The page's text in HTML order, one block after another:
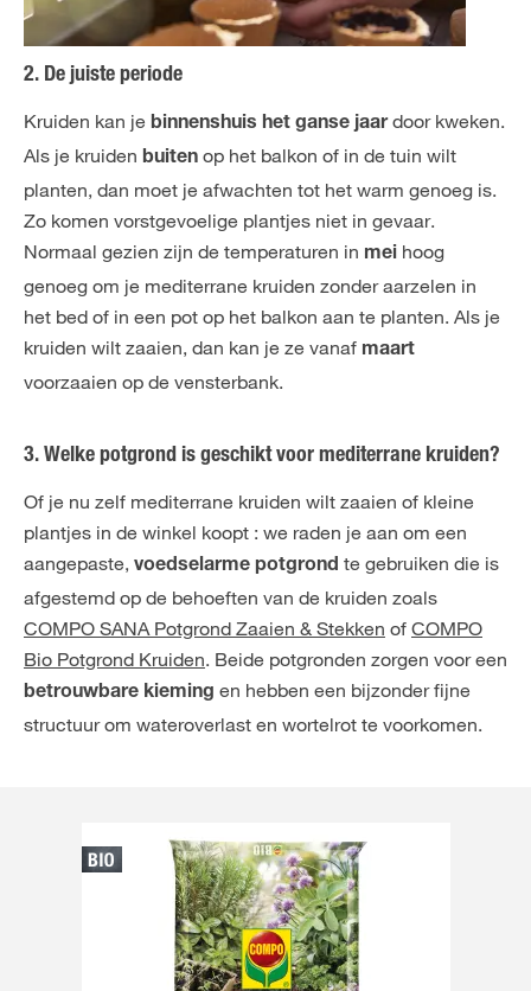
2. De juiste periode
Kruiden kan je binnenshuis het ganse jaardoor kweken.
Als je kruiden buiten op het balkon of in de tuin wilt
planten, dan moet je afwachten tot het warm genoeg is.
Zo komen vorstgevoelige plantjes niet in gevaar.
Normaal gezien zijn de temperaturen in mei hoog
genoeg om je mediterrane kruiden zonder aarzelen in
het bed of in een pot op het balkon aan te planten. Als je
kruiden wilt zaaien, dan kan je ze vanaf maart
voorzaaien op de vensterbank.
3. Welke potgrond is geschikt voor mediterrane kruiden?
Of je nu zelf mediterrane kruiden wilt zaaien of kleine
plantjes in de winkel koopt : we raden je aan om een
aangepaste, voedselarme potgrond te gebruiken die is
afgestemd op de behoeften van de kruiden zoals
COMPO SANA Potgrond Zaaien & Stekken of COMPO
Bio Potgrond Kruiden. Beide potgronden zorgen voor een
betrouwbare kieming en hebben een bijzonder fijne
structuur om wateroverlast en wortelrot te voorkomen.